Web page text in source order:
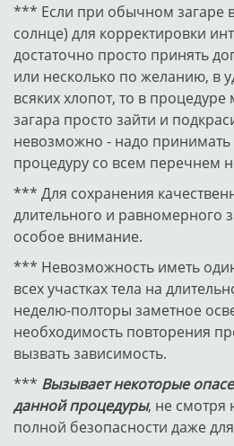
*** Если при обычном загаре
солнце) для корректировки
достаточно просто принять
или несколько по желанию, в
всяких хлопот, то в
загара просто зайти и
невозможно - надо
процедуру со всем перечнем
*** Для сохранения
длительного и равномерного
особое внимание.
*** Невозможность иметь
всех участках тела на
неделю-полторы заметное
необходимость повторения
вызвать зависимость.
*** Вызывает некоторые
данной процедуры, не смотря
полной безопасности даже